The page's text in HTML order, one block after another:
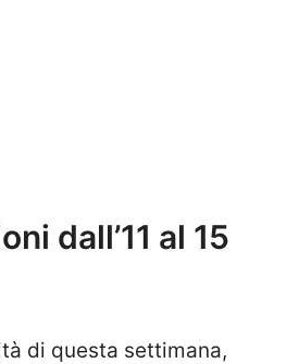
dall’11 al 15
di questa settimana,